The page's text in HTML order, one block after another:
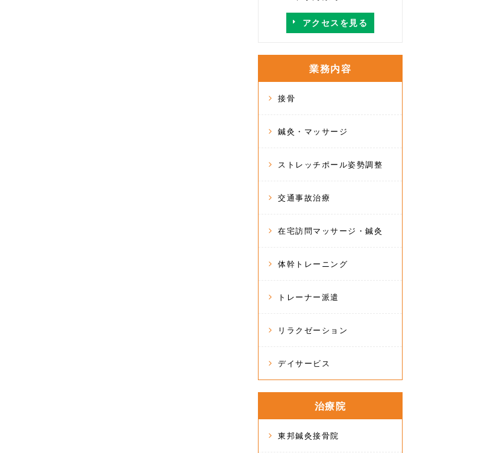
アクセスを見る
業務内容
接骨
鍼灸・マッサージ
ストレッチポール姿勢調整
交通事故治療
在宅訪問マッサージ・鍼灸
体幹トレーニング
トレーナー派遣
リラクゼーション
デイサービス
治療院
東邦鍼灸接骨院